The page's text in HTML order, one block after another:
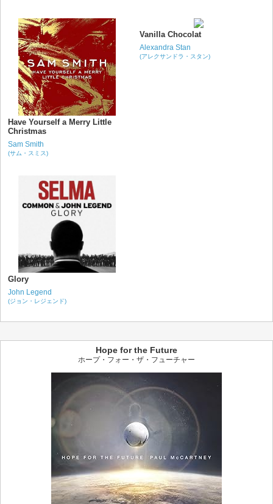
Have Yourself a Merry Little
Christmas
Sam Smith
(サム・スミス)
Vanilla Chocolat
Alexandra Stan
(アレクサンドラ・スタン)
Glory
John Legend
(ジョン・レジェンド)
Hope for the Future
ホープ・フォー・ザ・フューチャー